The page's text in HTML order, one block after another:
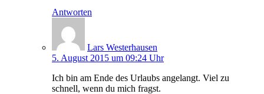
Antworten
Lars Westerhausen
5. August 2015 um 09:24 Uhr
Ich bin am Ende des Urlaubs angelangt. Viel zu
schnell, wenn du mich fragst.